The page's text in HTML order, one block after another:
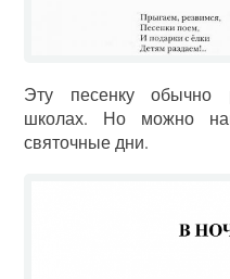
Эту песенку обычно
школах. Но можно
святочные дни.